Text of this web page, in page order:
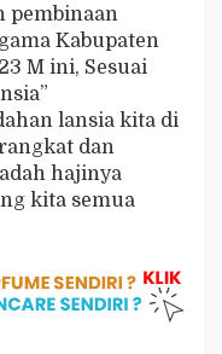
pembinaan
Kabupaten
M ini, Sesuai
lansia kita di
dan
hajinya
kita semua